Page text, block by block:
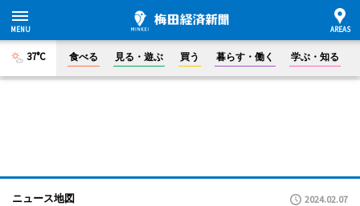
37°C 食べる 見る・遊ぶ 買う 暮らす・働く 学ぶ・知る
ニュース地図 2024.02.07